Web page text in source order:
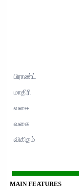
பிராண்ட்
மாதிரி
வகை
வகை
விகிதம்
MAIN FEATURES